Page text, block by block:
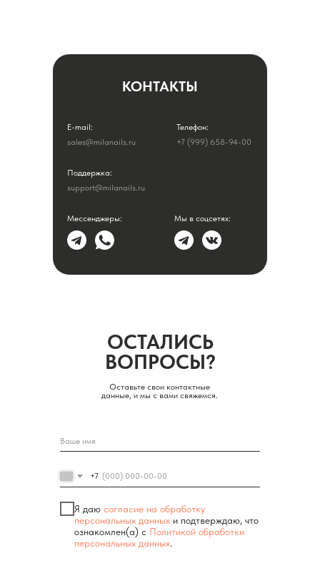
КОНТАКТЫ
E-mail:
sales@milanails.ru
Телефон:
+7 (999) 658-94-00
Поддержка:
support@milanails.ru
Мессенджеры: Мы в соцсетях:
ОСТАЛИСЬ
ВОПРОСЫ?
Оставьте свои контактные
данные, и мы с вами свяжемся.
+7
Я даю согласие на обработку
персональных данных и подтверждаю, что
ознакомлен(а) с Политикой обработки
персональных данных.